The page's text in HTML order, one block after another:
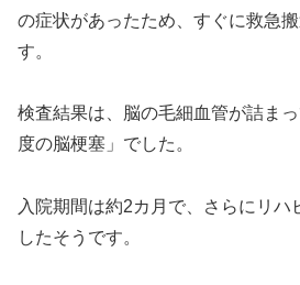
の症状があったため、すぐに救急
す。
検査結果は、脳の毛細血管が詰ま
度の脳梗塞」でした。
入院期間は約2カ月で、さらにリハ
したそうです。